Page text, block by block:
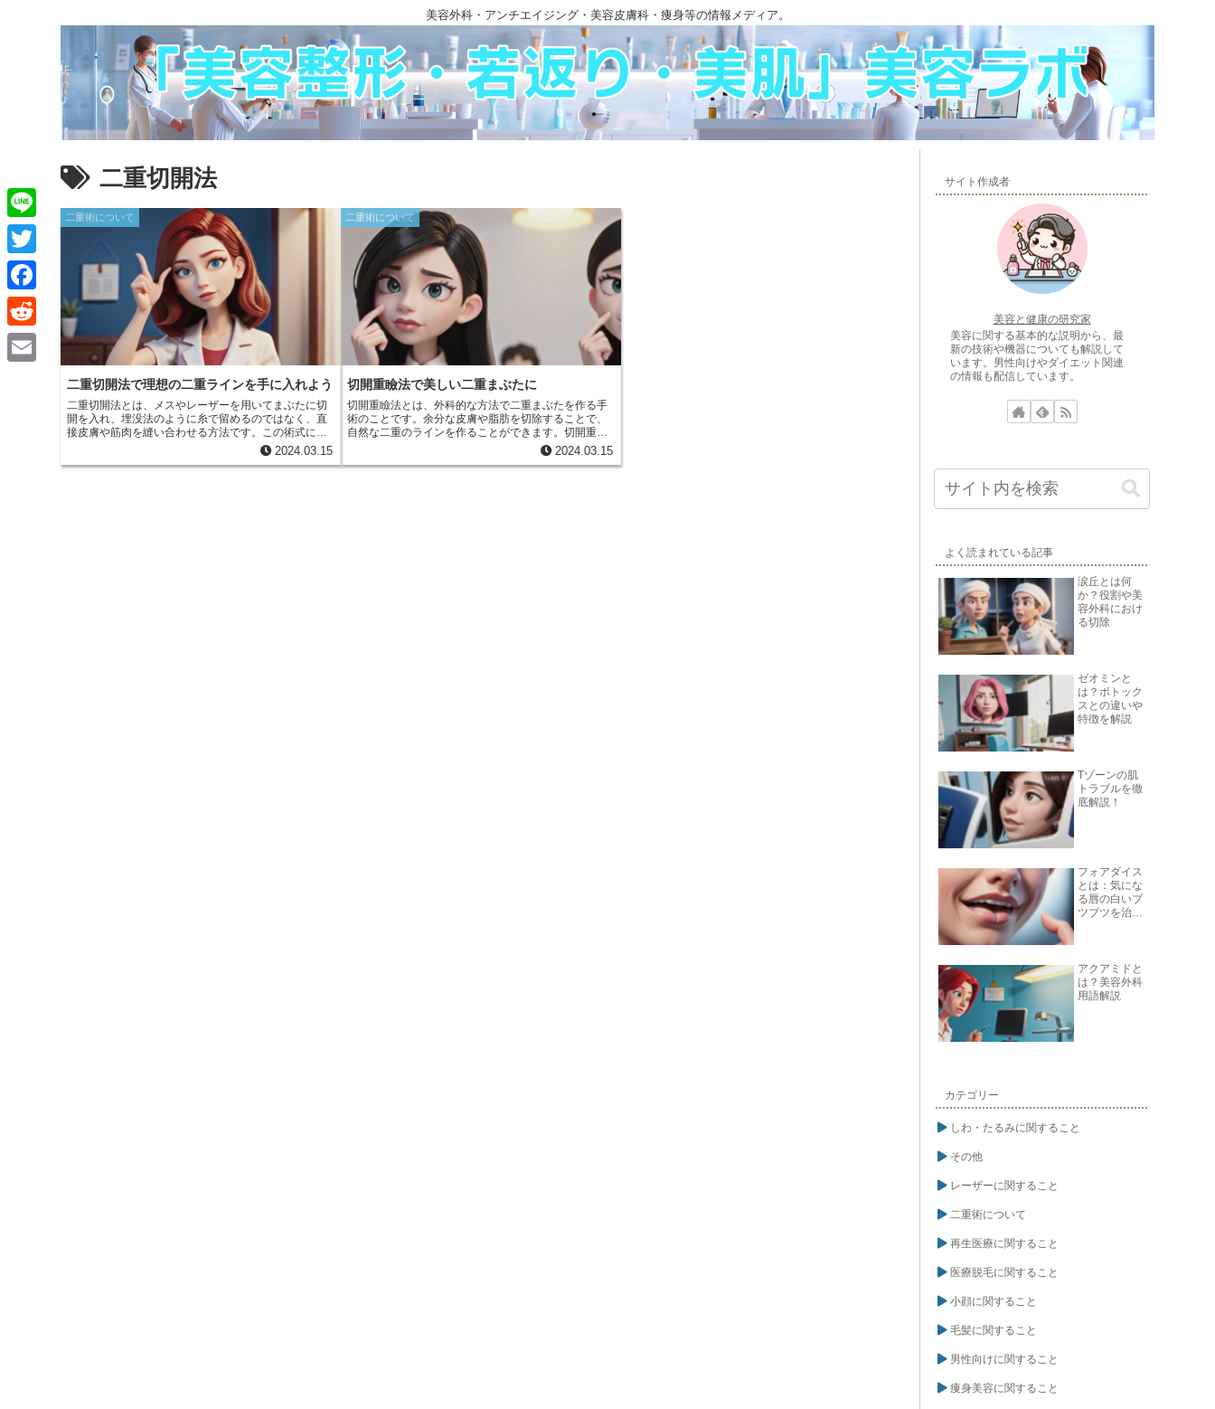
美容外科・アンチエイジング・美容皮膚科・痩身等の情報メディア。
二重切開法
二重術について
二重切開法で理想の二重ラインを手に入れよう
二重切開法とは、メスやレーザーを用いてまぶたに切
開を入れ、埋没法のように糸で留めるのではなく、直
接皮膚や筋肉を縫い合わせる方法です。この術式によ
り皮膚や筋肉の余剰部分を切除できるため、まぶたの
ふくらみやたるみを改善し、シャープな二重ラインを
2024.03.15
二重術について
切開重瞼法で美しい二重まぶたに
切開重瞼法とは、外科的な方法で二重まぶたを作る手
術のことです。余分な皮膚や脂肪を切除することで、
自然な二重のラインを作ることができます。切開重瞼
法は、他の方法に比べて効果が長持ちするメリットが
あります。ただし、メスを使用するためダウンタイム
2024.03.15
サイト作成者
美容と健康の研究家
美容に関する基本的な説明から、最
新の技術や機器についても解説して
います。男性向けやダイエット関連
の情報も配信しています。
よく読まれている記事
涙丘とは何
か？役割や美
容外科におけ
る切除
ゼオミンと
は？ボトック
スとの違いや
特徴を解説
Tゾーンの肌
トラブルを徹
底解説！
フォアダイス
とは：気にな
る唇の白いブ
ツブツを治す
アクアミドと
は？美容外科
用語解説
カテゴリー
しわ・たるみに関すること
その他
レーザーに関すること
二重術について
再生医療に関すること
医療脱毛に関すること
小顔に関すること
毛髪に関すること
男性向けに関すること
痩身美容に関すること
L
i
n
e
T
w
i
t
F
a
c
R